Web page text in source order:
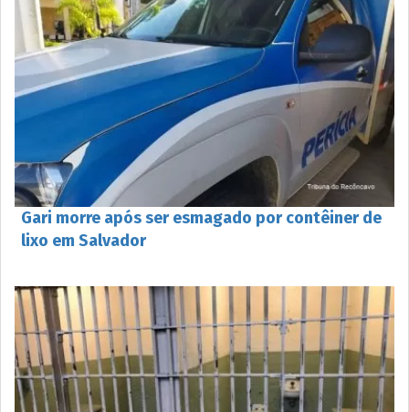
Gari morre após ser esmagado por contêiner de
lixo em Salvador